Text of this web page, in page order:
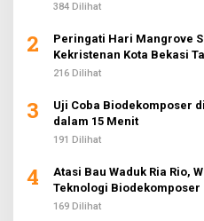
384 Dilihat
2
Peringati Hari Mangrove
Kekristenan Kota Bekasi
Sederhana
216 Dilihat
3
Uji Coba Biodekomposer
dalam 15 Menit
191 Dilihat
4
Atasi Bau Waduk Ria Rio,
Teknologi Biodekomposer
169 Dilihat